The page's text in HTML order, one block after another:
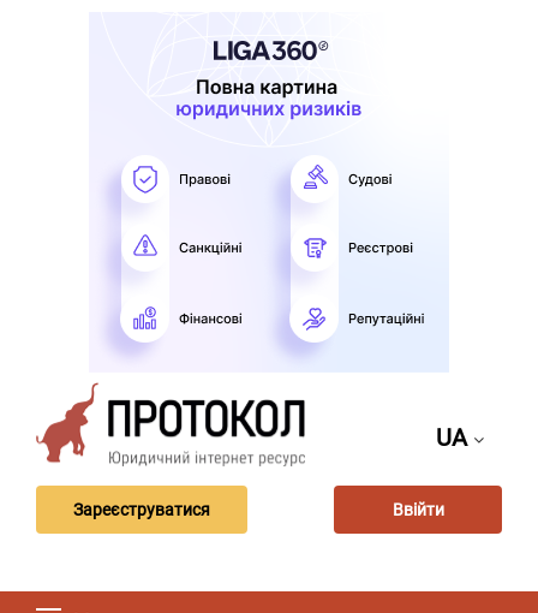
UA
Зареєструватися Ввійти